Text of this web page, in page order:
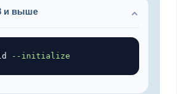
и выше
--initialize